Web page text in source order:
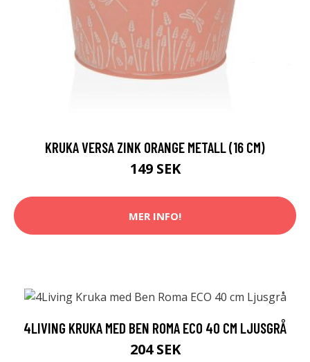
KRUKA VERSA ZINK ORANGE METALL (16 CM)
149 SEK
MER INFO!
4LIVING KRUKA MED BEN ROMA ECO 40 CM LJUSGRÅ
204 SEK